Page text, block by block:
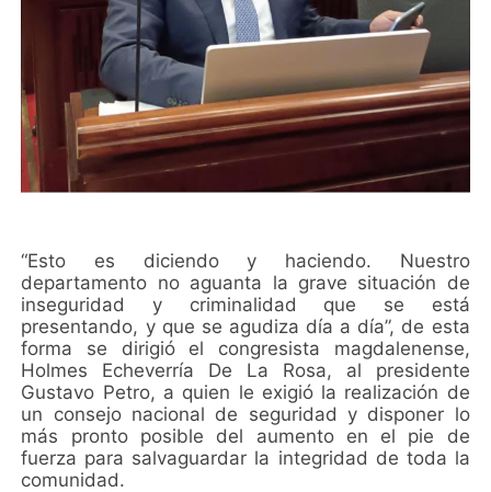
“Esto es diciendo y haciendo. Nuestro
departamento no aguanta la grave situación de
inseguridad y criminalidad que se está
presentando, y que se agudiza día a día”, de esta
forma se dirigió el congresista magdalenense,
Holmes Echeverría De La Rosa, al presidente
Gustavo Petro, a quien le exigió la realización de
un consejo nacional de seguridad y disponer lo
más pronto posible del aumento en el pie de
fuerza para salvaguardar la integridad de toda la
comunidad.